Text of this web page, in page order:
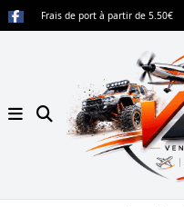
Frais de port à partir de 5.50€